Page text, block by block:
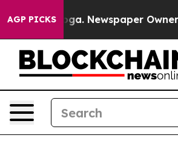
AGP PICKSNewspaper Owner